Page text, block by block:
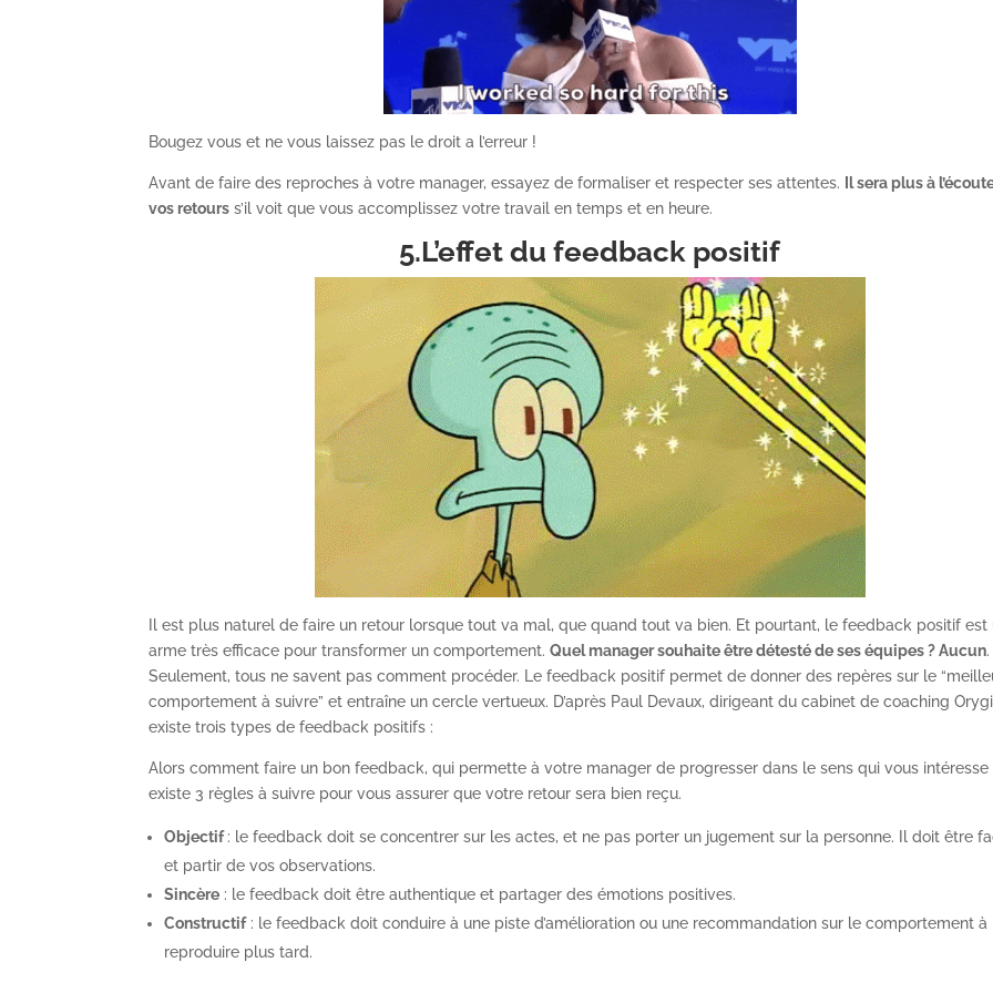
Bougez vous et ne vous laissez pas le droit a l’erreur !
Avant de faire des reproches à votre manager, essayez de formaliser et respecter ses attentes.
Il sera plus à
vos retours s’il voit que vous accomplissez votre travail en temps et en heure.
5.L’effet du feedback positif
Il est plus naturel de faire un retour lorsque tout va mal, que quand tout va bien. Et pourtant, le feedback positif est
arme très efficace pour transformer un comportement.Quel manager souhaite être détesté de ses équipes ? Aucun.
Seulement, tous ne savent pas comment procéder. Le feedback positif permet de donner des repères sur le
comportement à suivre” et entraîne un cercle vertueux. D’après Paul Devaux, dirigeant du cabinet de coaching
existe trois types de feedback positifs :
Alors comment faire un bon feedback, qui permette à votre manager de progresser dans le sens qui vous intéresse
existe 3 règles à suivre pour vous assurer que votre retour sera bien reçu.
Objectif: le feedback doit se concentrer sur les actes, et ne pas porter un jugement sur la personne. Il doit être
et partir de vos observations.
Sincère : le feedback doit être authentique et partager des émotions positives.
Constructif: le feedback doit conduire à une piste d’amélioration ou une recommandation sur le comportement à
reproduire plus tard.